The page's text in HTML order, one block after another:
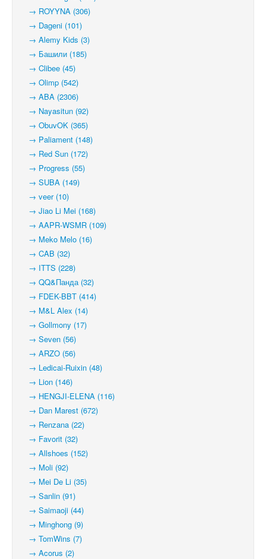
→ ROYYNA (306)
→ Dageni (101)
→ Alemy Kids (3)
→ Башили (185)
→ Clibee (45)
→ Olimp (542)
→ ABA (2306)
→ Nayasitun (92)
→ ObuvOK (365)
→ Paliament (148)
→ Red Sun (172)
→ Progress (55)
→ SUBA (149)
→ veer (10)
→ Jiao Li Mei (168)
→ AAPR-WSMR (109)
→ Meko Melo (16)
→ CAB (32)
→ ITTS (228)
→ QQ&Панда (32)
→ FDEK-BBT (414)
→ M&L Alex (14)
→ Gollmony (17)
→ Seven (56)
→ ARZO (56)
→ Ledicai-Ruixin (48)
→ Lion (146)
→ HENGJI-ELENA (116)
→ Dan Marest (672)
→ Renzana (22)
→ Favorit (32)
→ Allshoes (152)
→ Moli (92)
→ Mei De Li (35)
→ Sanlin (91)
→ Saimaoji (44)
→ Minghong (9)
→ TomWins (7)
→ Acorus (2)